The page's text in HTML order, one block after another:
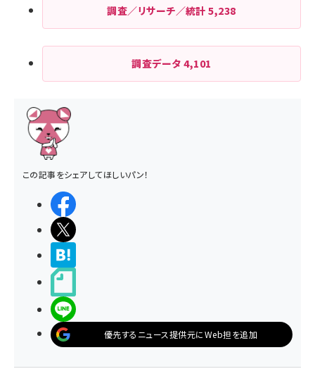
調査／リサーチ／統計5,238
調査データ4,101
この記事をシェアしてほしいパン！
優先するニュース提供元にWeb担を追加